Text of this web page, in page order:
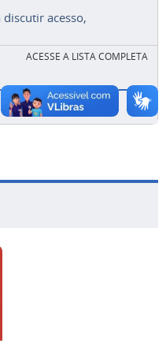
acesso,
ACESSE A LISTA COMPLETA